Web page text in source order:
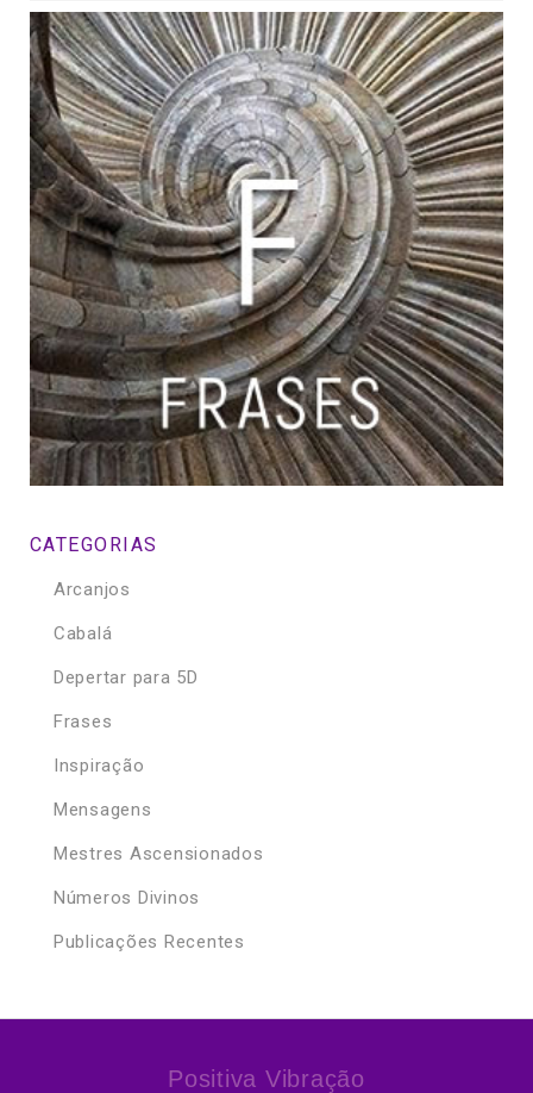
CATEGORIAS
Arcanjos
Cabalá
Depertar para 5D
Frases
Inspiração
Mensagens
Mestres Ascensionados
Números Divinos
Publicações Recentes
Positiva Vibração